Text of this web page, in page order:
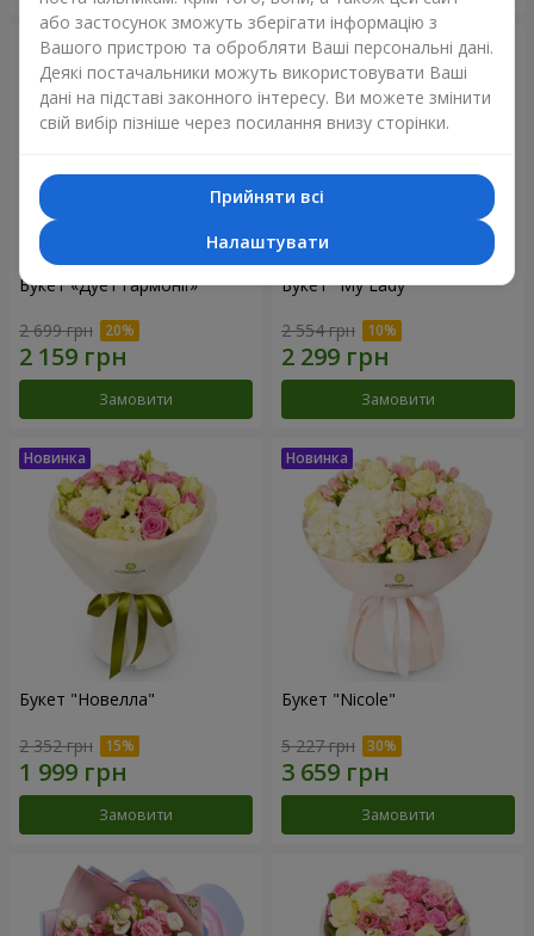
Букет «Дует гармонії»
2 699 грн
Замовити
Букет "My Lady"
2 554 грн
Замовити
Букет "Новелла"
2 352 грн
Замовити
Букет "Nicole"
5 227 грн
Замовити
або застосунок зможуть зберігати інформацію з
Вашого пристрою та обробляти Ваші персональні дані.
Деякі постачальники можуть використовувати Ваші
дані на підставі законного інтересу. Ви можете змінити
свій вибір пізніше через посилання внизу сторінки.
Прийняти всі
Налаштувати